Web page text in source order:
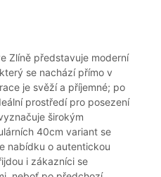
Zlíně představuje moderní
se nachází přímo v
je svěží a příjemné; po
prostředí pro posezení
širokým
40cm variant se
nabídku o autentickou
i zákazníci se